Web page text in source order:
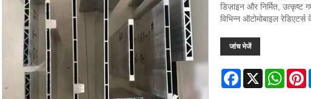
डिज़ाइन और निर्मित, उत्कृष्ट
विभिन्न ऑटोमोबाइल
जांच भेजें
Facebook
X